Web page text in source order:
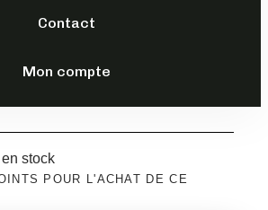
Contact
Mon compte
159,00
en stock
POUR L'ACHAT DE CE